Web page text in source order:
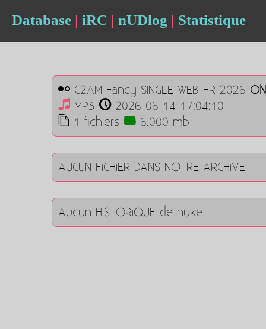
Database | iRC | nUDlog | Statistique
C2AM-Fancy-SINGLE-WEB-FR-2026-
MP3
2026-06-14 17:04:10
1 fichiers
6.000 mb
AUCUN FiCHiER DANS NOTRE ARCHiVE
Aucun HiSTORiQUE de nuke.